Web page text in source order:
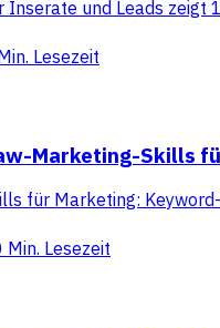
und Leads zeigt
Lesezeit
Marketing-Skills
für Marketing:
Min. Lesezeit